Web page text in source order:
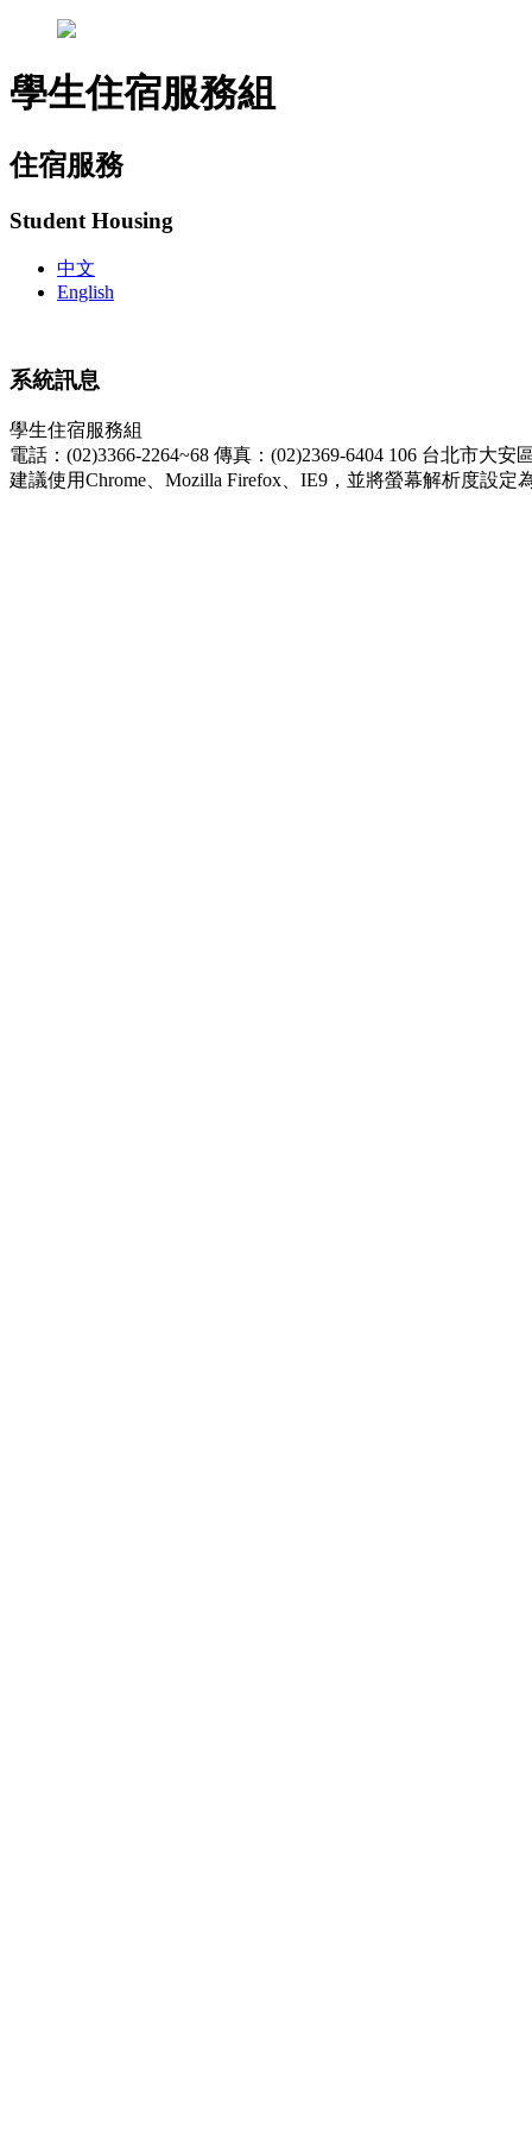
學生住宿服務組
住宿服務
Student Housing
中文
English
系統訊息
學生住宿服務組
電話：(02)3366-2264~68 傳真：(02)2369-6404 106 台北市大安
建議使用Chrome、Mozilla Firefox、IE9，並將螢幕解析度設定